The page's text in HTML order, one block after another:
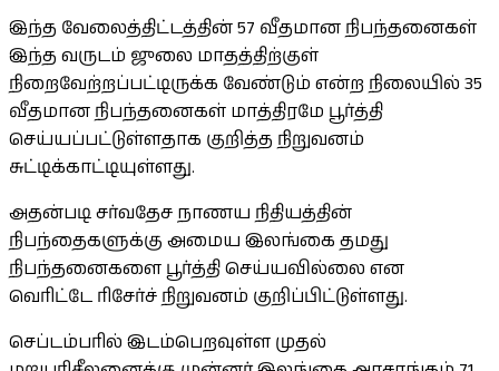
இந்த வேலைத்திட்டத்தின் 57 வீதமான நிபந்தனைகள்
இந்த வருடம் ஜுலை மாதத்திற்குள்
நிறைவேற்றப்பட்டிருக்க வேண்டும் என்ற நிலையில் 35
வீதமான நிபந்தனைகள் மாத்திரமே பூர்த்தி
செய்யப்பட்டுள்ளதாக குறித்த நிறுவனம்
சுட்டிக்காட்டியுள்ளது.
அதன்படி சர்வதேச நாணய நிதியத்தின்
நிபந்தைகளுக்கு அமைய இலங்கை தமது
நிபந்தனைகளை பூர்த்தி செய்யவில்லை என
வெரிட்டே ரிசேர்ச் நிறுவனம் குறிப்பிட்டுள்ளது.
செப்டம்பரில் இடம்பெறவுள்ள முதல்